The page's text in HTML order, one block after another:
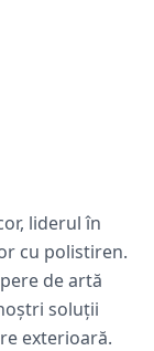
liderul în
cu polistiren.
de artă
soluții
exterioară.